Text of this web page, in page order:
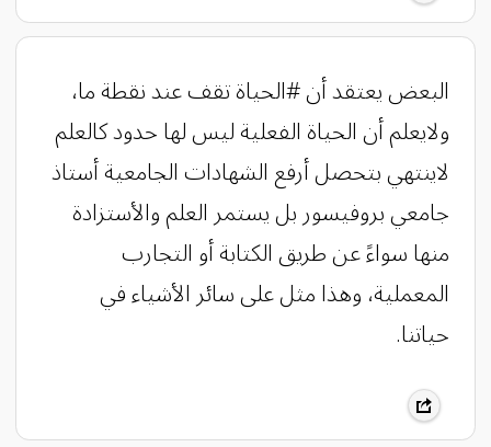
البعض يعتقد أن #الحياة تقف عند نقطة ما،
ولايعلم أن الحياة الفعلية ليس لها حدود كالعلم
لاينتهي بتحصل أرفع الشهادات الجامعية أستاذ
جامعي بروفيسور بل يستمر العلم والأستزادة
منها سواءً عن طريق الكتابة أو التجارب
المعملية، وهذا مثل على سائر الأشياء في
حياتنا.